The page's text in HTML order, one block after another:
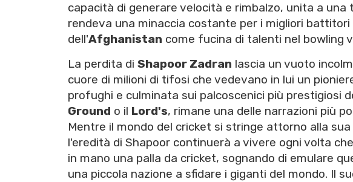
capacità di generare velocità e rimbalzo, unita a una
rendeva una minaccia costante per i migliori
dell'Afghanistan come fucina di talenti nel bowling
La perdita di Shapoor Zadran lascia un vuoto
cuore di milioni di tifosi che vedevano in lui un
profughi e culminata sui palcoscenici più prestigiosi
Ground o il Lord's, rimane una delle narrazioni più
Mentre il mondo del cricket si stringe attorno alla
l'eredità di Shapoor continuerà a vivere ogni volta
in mano una palla da cricket, sognando di emulare
una piccola nazione a sfidare i giganti del mondo. Il